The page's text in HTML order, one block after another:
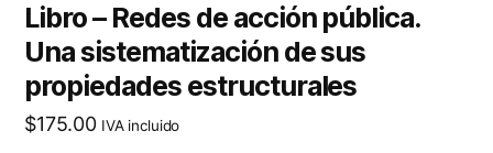
Libro – Redes de acción pública.
Una sistematización de sus
propiedades estructurales
$175.00 IVA incluido